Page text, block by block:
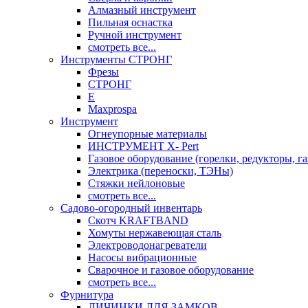
Алмазный инструмент
Пильная оснастка
Ручной инструмент
смотреть все...
Инструменты СТРОНГ
Фрезы
СТРОНГ
Е
Maxprospa
Инструмент
Огнеупорные материалы
ИНСТРУМЕНТ X- Pert
Газовое оборудование (горелки, редукторы,
Электрика (переноски, ТЭНы)
Стяжки нейлоновые
смотреть все...
Садово-огородный инвентарь
Скотч KRAFTBAND
Хомуты нержавеющая сталь
Электроводонагреватели
Насосы вибрационные
Сварочное и газовое оборудование
смотреть все...
Фурнитура